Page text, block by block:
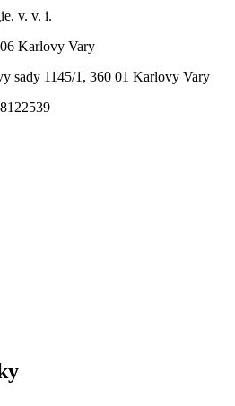
v. v. i.
Karlovy Vary
sady 1145/1, 360 01 Karlovy Vary